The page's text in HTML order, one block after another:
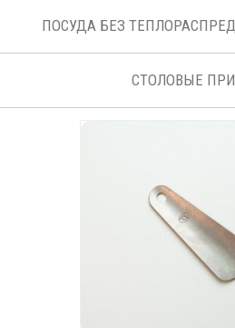
ПОСУДА БЕЗ
СТОЛОВЫЕ